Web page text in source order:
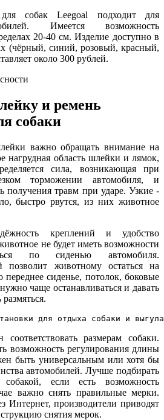
для собак Leegoal подходит для
Имеется возможность
20-40 см. Изделие доступно в
(чёрный, синий, розовый, красный,
около 300 рублей.
и ремень
собаки
важно обращать внимание на
область шлейки и лямок,
сила, возникающая при
торможении автомобиля, и
получения травм при ударе. Узкие -
быстро рвутся, из них животное
креплений и удобство
не будет иметь возможности
по сиденью автомобиля.
позволит животному остаться на
переднее сиденье, потолок, боковые
чаще останавливаться и давать
для отдыха собаки и
размерам собаки.
возможность регулирования длины
быть универсальным или хотя бы
автомобилей. Лучше подбирать
если есть возможность
важно снять правильные мерки.
Интернет, производители приводят
снятия мерок.